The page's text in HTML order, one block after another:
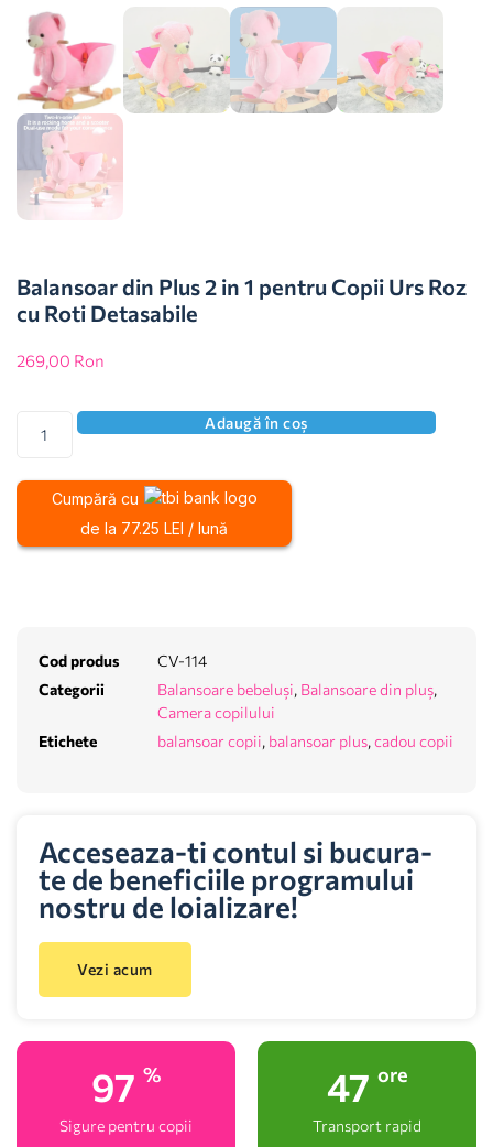
Balansoar din Plus 2 in 1 pentru Copii Urs Roz
cu Roti Detasabile
269,00 Ron
Adaugă în coș
Cumpără cu
de la 77.25 LEI / lună
Cod produs
CV-114
Categorii
Balansoare bebeluși, Balansoare din pluș,
Camera copilului
Etichete
balansoar copii, balansoar plus, cadou copii
Acceseaza-ti contul si bucura-
te de beneficiile programului
nostru de loializare!
Vezi acum
100 %
Sigure pentru copii
48 ore
Transport rapid